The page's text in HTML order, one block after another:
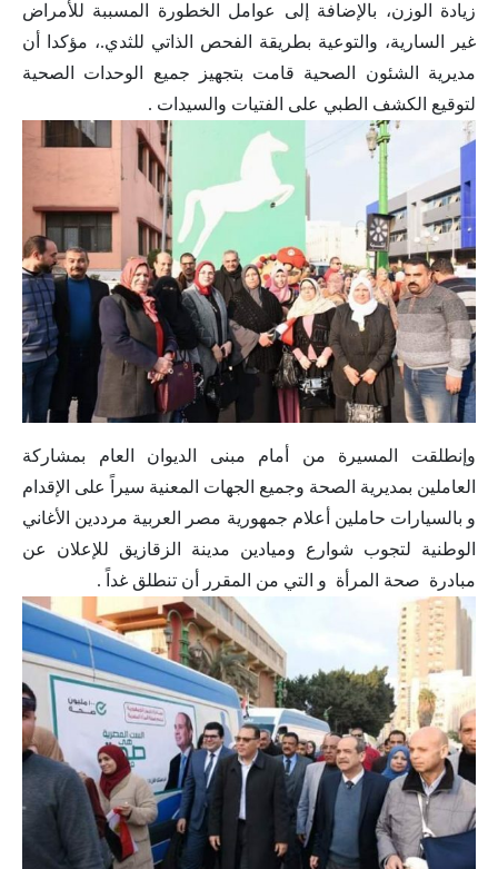
زيادة الوزن، بالإضافة إلى عوامل الخطورة المسببة للأمراض
غير السارية، والتوعية بطريقة الفحص الذاتي للثدي.، مؤكدا أن
مديرية الشئون الصحية قامت بتجهيز جميع الوحدات الصحية
لتوقيع الكشف الطبي على الفتيات والسيدات .
وإنطلقت المسيرة من أمام مبنى الديوان العام بمشاركة
العاملين بمديرية الصحة وجميع الجهات المعنية سيراً على الإقدام
و بالسيارات حاملين أعلام جمهورية مصر العربية مرددين الأغاني
الوطنية لتجوب شوارع وميادين مدينة الزقازيق للإعلان عن
مبادرة صحة المرأة و التي من المقرر أن تنطلق غداً .